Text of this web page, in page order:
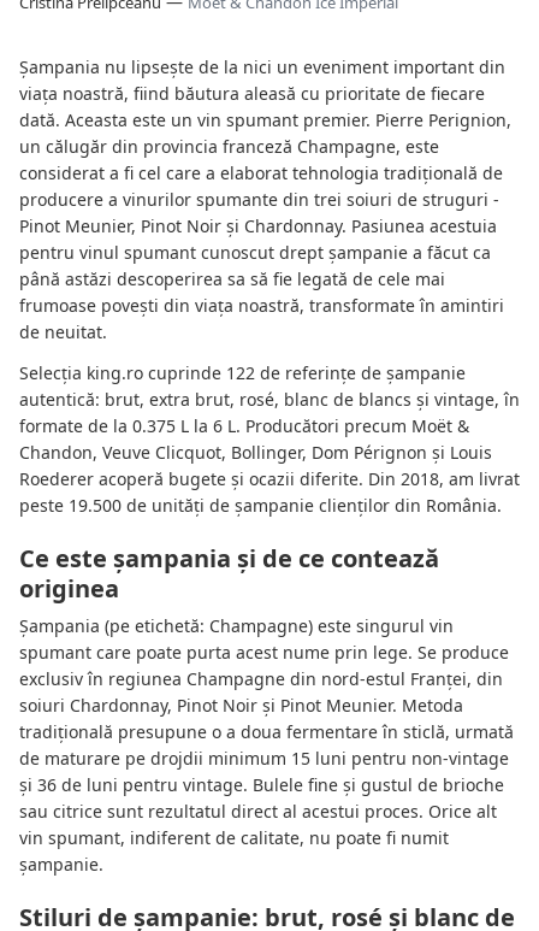
Șampania nu lipsește de la nici un eveniment important din
viața noastră, fiind băutura aleasă cu prioritate de fiecare
dată. Aceasta este un vin spumant premier. Pierre Perignion,
un călugăr din provincia franceză Champagne, este
considerat a fi cel care a elaborat tehnologia tradițională de
producere a vinurilor spumante din trei soiuri de struguri -
Pinot Meunier, Pinot Noir și Chardonnay. Pasiunea acestuia
pentru vinul spumant cunoscut drept șampanie a făcut ca
până astăzi descoperirea sa să fie legată de cele mai
frumoase povești din viața noastră, transformate în amintiri
de neuitat.
Selecția king.ro cuprinde 122 de referințe de șampanie
autentică: brut, extra brut, rosé, blanc de blancs și vintage, în
formate de la 0.375 L la 6 L. Producători precum Moët &
Chandon, Veuve Clicquot, Bollinger, Dom Pérignon și Louis
Roederer acoperă bugete și ocazii diferite. Din 2018, am livrat
peste 19.500 de unități de șampanie clienților din România.
Ce este șampania și de ce contează
originea
Șampania (pe etichetă: Champagne) este singurul vin
spumant care poate purta acest nume prin lege. Se produce
exclusiv în regiunea Champagne din nord-estul Franței, din
soiuri Chardonnay, Pinot Noir și Pinot Meunier. Metoda
tradițională presupune o a doua fermentare în sticlă, urmată
de maturare pe drojdii minimum 15 luni pentru non-vintage
și 36 de luni pentru vintage. Bulele fine și gustul de brioche
sau citrice sunt rezultatul direct al acestui proces. Orice alt
vin spumant, indiferent de calitate, nu poate fi numit
șampanie.
Stiluri de șampanie: brut, rosé și blanc de